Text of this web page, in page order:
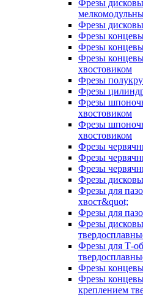
Фрезы
Фрезы
Фрезы
Фрезы
Фрезы
хвостовиком
Фрезы
Фрезы
Фрезы
хвостовиком
Фрезы
хвостовиком
Фрезы
Фрезы
Фрезы
Фрезы
Фрезы для
хвост&quot;
Фрезы для
Фрезы
Фрезы для Т-
Фрезы
Фрезы
креплением